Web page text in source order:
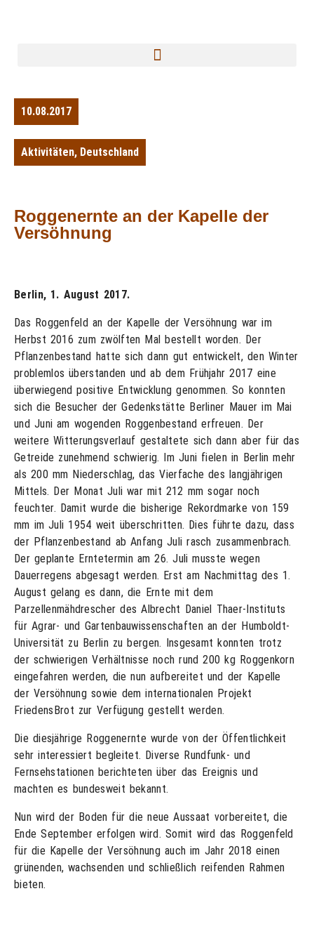
10.08.2017
Aktivitäten, Deutschland
Roggenernte an der Kapelle der
Versöhnung
Berlin, 1. August 2017.
Das Roggenfeld an der Kapelle der Versöhnung war im
Herbst 2016 zum zwölften Mal bestellt worden. Der
Pflanzenbestand hatte sich dann gut entwickelt, den Winter
problemlos überstanden und ab dem Frühjahr 2017 eine
überwiegend positive Entwicklung genommen. So konnten
sich die Besucher der Gedenkstätte Berliner Mauer im Mai
und Juni am wogenden Roggenbestand erfreuen. Der
weitere Witterungsverlauf gestaltete sich dann aber für das
Getreide zunehmend schwierig. Im Juni fielen in Berlin mehr
als 200 mm Niederschlag, das Vierfache des langjährigen
Mittels. Der Monat Juli war mit 212 mm sogar noch
feuchter. Damit wurde die bisherige Rekordmarke von 159
mm im Juli 1954 weit überschritten. Dies führte dazu, dass
der Pflanzenbestand ab Anfang Juli rasch zusammenbrach.
Der geplante Erntetermin am 26. Juli musste wegen
Dauerregens abgesagt werden. Erst am Nachmittag des 1.
August gelang es dann, die Ernte mit dem
Parzellenmähdrescher des Albrecht Daniel Thaer-Instituts
für Agrar- und Gartenbauwissenschaften an der Humboldt-
Universität zu Berlin zu bergen. Insgesamt konnten trotz
der schwierigen Verhältnisse noch rund 200 kg Roggenkorn
eingefahren werden, die nun aufbereitet und der Kapelle
der Versöhnung sowie dem internationalen Projekt
FriedensBrot zur Verfügung gestellt werden.
Die diesjährige Roggenernte wurde von der Öffentlichkeit
sehr interessiert begleitet. Diverse Rundfunk- und
Fernsehstationen berichteten über das Ereignis und
machten es bundesweit bekannt.
Nun wird der Boden für die neue Aussaat vorbereitet, die
Ende September erfolgen wird. Somit wird das Roggenfeld
für die Kapelle der Versöhnung auch im Jahr 2018 einen
grünenden, wachsenden und schließlich reifenden Rahmen
bieten.